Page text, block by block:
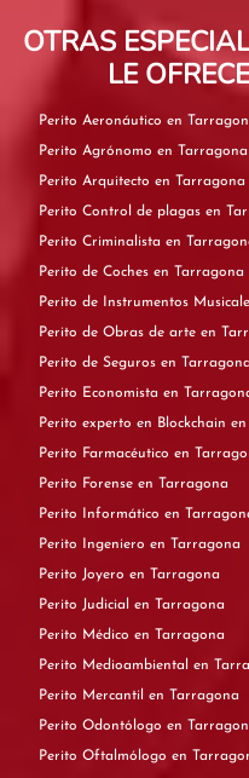
OTRAS
LE
Perito Aeronáutico en
Perito Agrónomo en Tarragona
Perito Arquitecto en Tarragona
Perito Control de
Perito Criminalista en
Perito de Coches en Tarragona
Perito de Obras de
Perito de Seguros en Tarragona
Perito Economista en
Perito
Perito Farmacéutico en
Perito Forense en Tarragona
Perito Informático en
Perito Ingeniero en Tarragona
Perito Joyero en Tarragona
Perito Judicial en Tarragona
Perito Médico en Tarragona
Perito
Perito Mercantil en Tarragona
Perito Odontólogo en
Perito Oftalmólogo en